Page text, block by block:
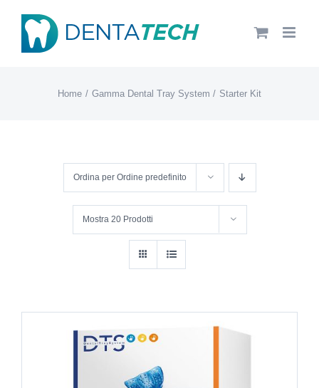
Salta
Home Gamma Dental Tray System Starter Kit
Ordina per Ordine predefinito
Mostra 20 Prodotti